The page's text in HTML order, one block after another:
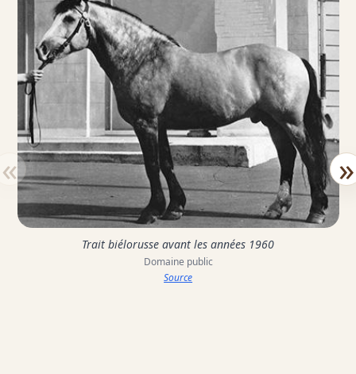
Trait biélorusse avant les années 1960
Domaine public
Source
« »